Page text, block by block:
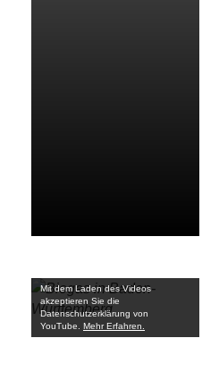
Mit dem Laden des Videos
akzeptieren Sie die
Datenschutzerklärung von
YouTube.
Mehr Erfahren.